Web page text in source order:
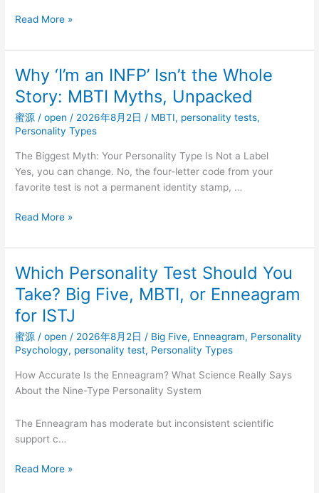
体
度
解
读
How
Are
Your
Big
Five
Traits
Over
What
the
Data
Read More »
Why ‘I’m an INFP’ Isn’t the Whole
Story: MBTI Myths, Unpacked
蜜源 /open / 2026年8月2日 / MBTI, personality tests,
Personality Types
The Biggest Myth: Your Personality Type Is Not a Label
Yes, you can change. No, the four-letter code from your
favorite test is not a permanent identity stamp, …
Why
an
INFP’
Isn’t
the
Whole
Story:
MBTI
Myths,
Unpacked
Read More »
Which Personality Test Should You
Take? Big Five, MBTI, or Enneagram
for ISTJ
蜜源 /open / 2026年8月2日 / Big Five, Enneagram, Personality
Psychology, personality test, Personality Types
How Accurate Is the Enneagram? What Science Really Says
About the Nine-Type Personality System
The Enneagram has moderate but inconsistent scientific
support c…
Which
Read More »